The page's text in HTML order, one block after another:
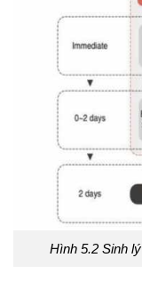
Hình 5.2 Sinh